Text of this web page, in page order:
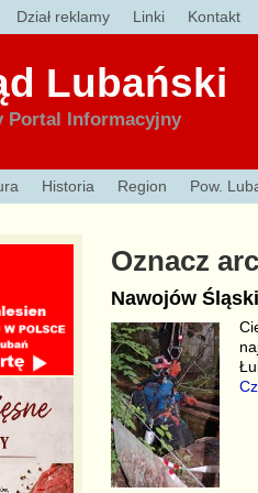
Dział reklamy Linki Kontakt
Lubański
Portal Informacyjny
Historia Region Pow.
Oznacz
Nawojów